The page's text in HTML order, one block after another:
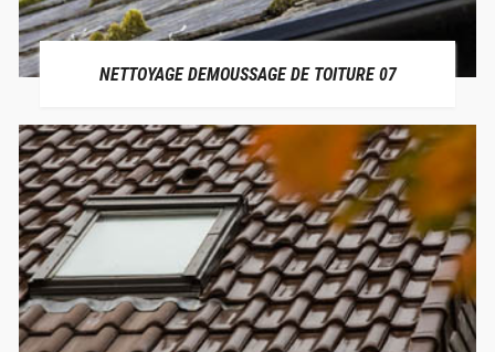
NETTOYAGE DEMOUSSAGE DE TOITURE 07